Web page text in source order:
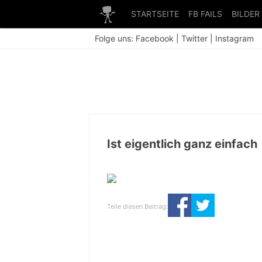
STARTSEITE FB FAILS BILDER
Folge uns: Facebook Twitter Instagram
Ist eigentlich ganz einfach
Teile diesen Beitrag: